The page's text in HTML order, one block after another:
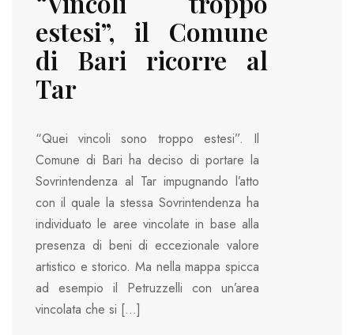
estesi”, il Comune
di Bari ricorre al
Tar
“Quei vincoli sono troppo estesi”. Il
Comune di Bari ha deciso di portare la
Sovrintendenza al Tar impugnando l’atto
con il quale la stessa Sovrintendenza ha
individuato le aree vincolate in base alla
presenza di beni di eccezionale valore
artistico e storico. Ma nella mappa spicca
ad esempio il Petruzzelli con un’area
vincolata che si […]